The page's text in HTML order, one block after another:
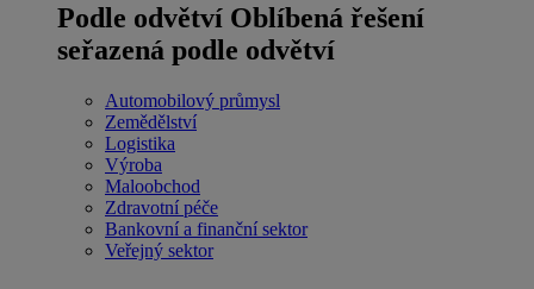
Podle odvětví Oblíbená řešení
seřazená podle odvětví
Automobilový průmysl
Zemědělství
Logistika
Výroba
Maloobchod
Zdravotní péče
Bankovní a finanční sektor
Veřejný sektor